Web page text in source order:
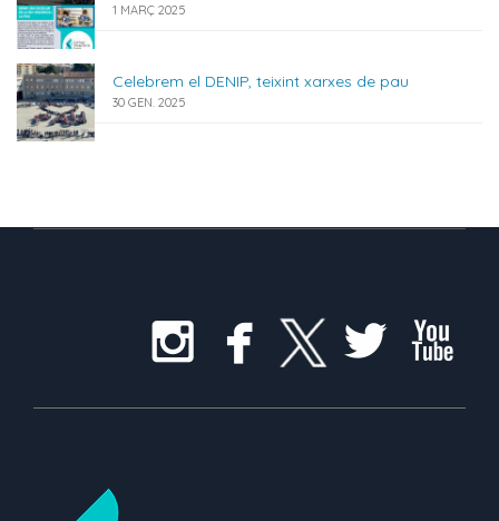
1 MARÇ 2025
Celebrem el DENIP, teixint xarxes de pau
30 GEN. 2025